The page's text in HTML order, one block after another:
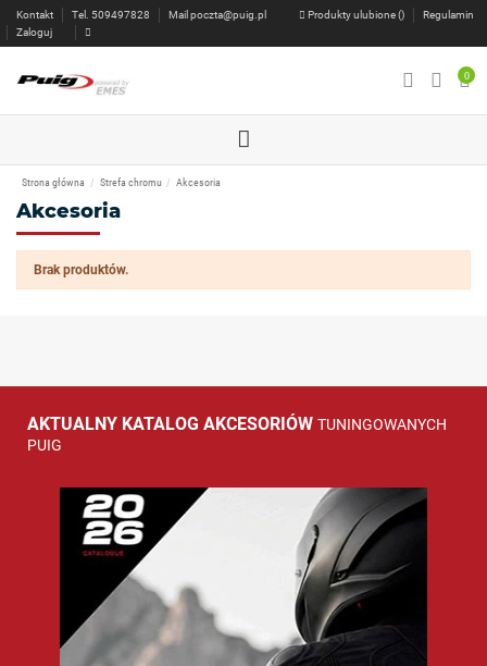
Kontakt Tel. 509497828 Mail poczta@puig.pl Produkty ulubione ()
Regulamin
Zaloguj
0
Strona główna Strefa chromu Akcesoria
Akcesoria
Brak produktów.
AKTUALNY KATALOG AKCESORIÓW TUNINGOWANYCH
PUIG